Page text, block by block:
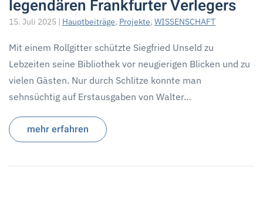
legendären Frankfurter Verlegers
15. Juli 2025 | Hauptbeiträge, Projekte, WISSENSCHAFT
Mit einem Rollgitter schützte Siegfried Unseld zu
Lebzeiten seine Bibliothek vor neugierigen Blicken und zu
vielen Gästen. Nur durch Schlitze konnte man
sehnsüchtig auf Erstausgaben von Walter…
mehr erfahren